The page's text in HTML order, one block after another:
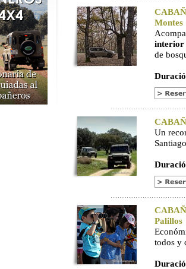
Montes
interior
de
Un
Palillos
todos y